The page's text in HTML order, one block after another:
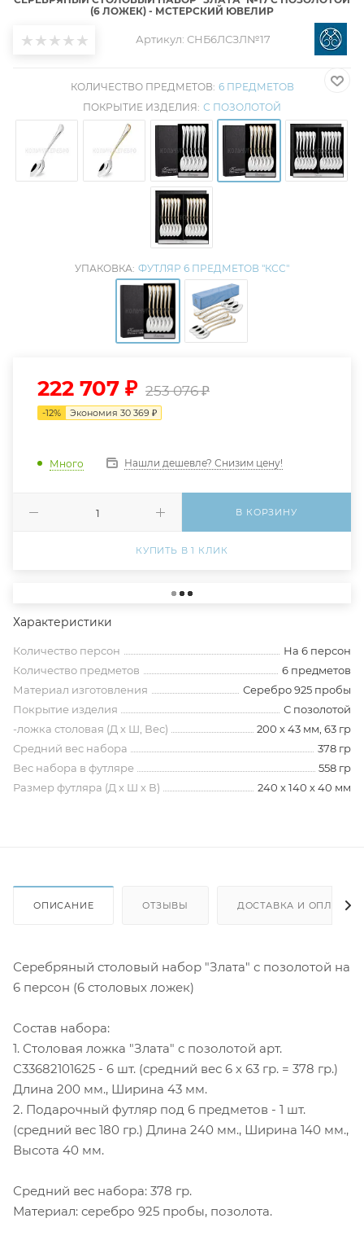
(6 ЛОЖЕК) - МСТЕРСКИЙ ЮВЕЛИР
Артикул: СНБ6ЛСЗЛ№17
КОЛИЧЕСТВО ПРЕДМЕТОВ: 6 ПРЕДМЕТОВ
ПОКРЫТИЕ ИЗДЕЛИЯ: С ПОЗОЛОТОЙ
УПАКОВКА: ФУТЛЯР 6 ПРЕДМЕТОВ "КСС"
222 707 ₽ 253 076₽
-12% Экономия 30 369 ₽
Много Нашли дешевле? Снизим цену!
В КОРЗИНУ
КУПИТЬ В 1 КЛИК
Характеристики
Количество персон
На 6 персон
Количество предметов
6 предметов
Материал изготовления
Серебро 925 пробы
Покрытие изделия
С позолотой
-ложка столовая (Д х Ш, Вес)
200 х 43 мм, 63 гр
Средний вес набора
378 гр
Вес набора в футляре
558 гр
Размер футляра (Д х Ш х В)
240 х 140 х 40 мм
ОПИСАНИЕ ОТЗЫВЫ ДОСТАВКА И ОПЛАТА
Серебряный столовый набор "Злата" с позолотой на
6 персон (6 столовых ложек)
Состав набора:
1. Столовая ложка "Злата" с позолотой арт.
С33682101625 - 6 шт. (средний вес 6 х 63 гр. = 378 гр.)
Длина 200 мм., Ширина 43 мм.
2. Подарочный футляр под 6 предметов - 1 шт.
(средний вес 180 гр.) Длина 240 мм., Ширина 140 мм.,
Высота 40 мм.
Средний вес набора: 378 гр.
Материал: серебро 925 пробы, позолота.